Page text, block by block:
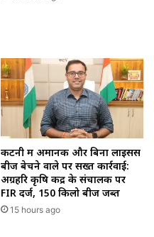
कटनी में अमानक और बिना लाइसेंस
बीज बेचने वाले पर सख्त कार्रवाई:
अग्रहरि कृषि केंद्र के संचालक पर
FIR दर्ज, 150 किलो बीज जब्त
15 hours ago